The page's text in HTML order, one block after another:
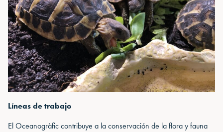
Líneas de trabajo
El Oceanogràfic contribuye a la conservación de la flora y fauna